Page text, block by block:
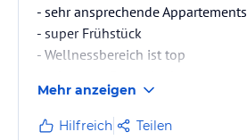
- sehr ansprechende Appartements
- super Frühstück
- Wellnessbereich ist top
Mehr anzeigen
Hilfreich Teilen